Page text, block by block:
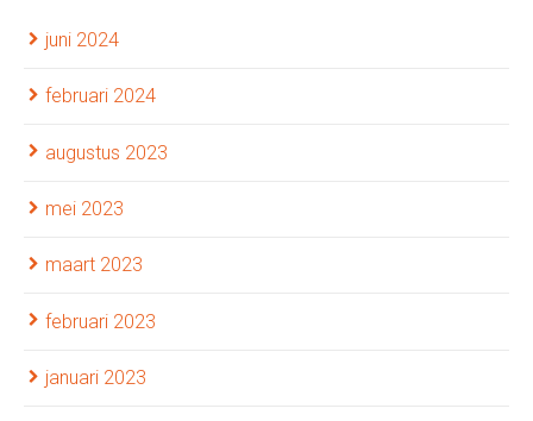
juni 2024
februari 2024
augustus 2023
mei 2023
maart 2023
februari 2023
januari 2023